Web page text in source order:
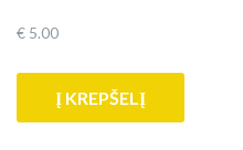
€ 5.00
Į KREPŠELĮ